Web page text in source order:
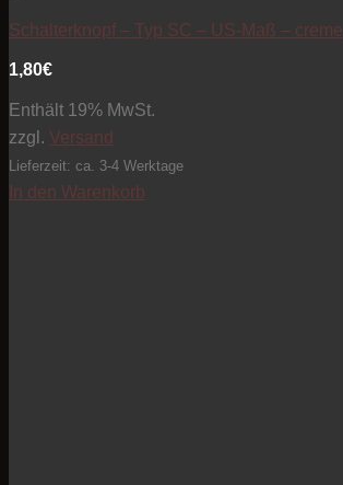
Schalterknopf – Typ SC – US-Maß – creme
1,80€
Enthält 19% MwSt.
zzgl. Versand
Lieferzeit: ca. 3-4 Werktage
In den Warenkorb